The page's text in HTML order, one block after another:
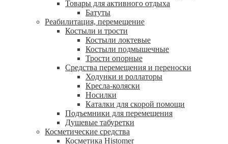
Товары для активного отдыха
Батуты
Реабилитация, перемещение
Костыли и трости
Костыли локтевые
Костыли подмышечные
Трости опорные
Средства перемещения и переноски
Ходунки и роллаторы
Кресла-коляски
Носилки
Каталки для скорой помощи
Подъемники для перемещения
Душевые табуретки
Косметические средства
Косметика Histomer